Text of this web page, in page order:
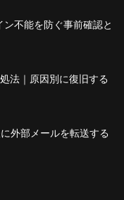
不能を防ぐ事前確認と
法｜原因別に復旧する
外部メールを転送する